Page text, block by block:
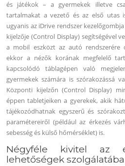
és játékok – a gyermekek illetve
tartalmakat a vezető és az első utas
ugyanis az iDrive rendszer
kijelzője (Control Display) segítségével
a mobil eszközt az autó rendszerére
ekkor a nézők korának megfelelő
kapcsolódó táblagépen való
gyermekek számára is szórakozássá
Központi kijelzőn (Control Display)
éppen tabletjeiken a gyerekek, akik
tájékozódhatnak egyszerű és
paramétereiről (például az érkezés
sebesség és külső hőmérséklet) is.
Négyféle kivitel az
lehetőségek